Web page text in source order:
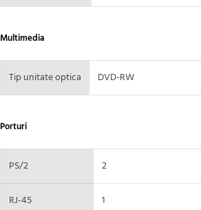
Multimedia
Tip unitate optica DVD-RW
Porturi
PS/2 2
RJ-45 1